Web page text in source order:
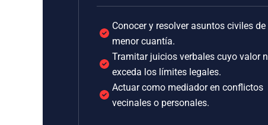
Conocer y resolver asuntos civiles de
menor cuantía.
Tramitar juicios verbales cuyo valor
exceda los límites legales.
Actuar como mediador en conflictos
vecinales o personales.